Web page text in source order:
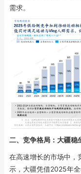
需求。
二、 竞争格局：大疆稳
在高速增长的市场中，
示，大疆凭借2025年